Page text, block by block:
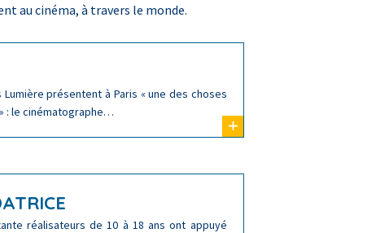
au cinéma, à travers le monde.
présentent à Paris « une des choses
: le cinématographe…
réalisateurs de 10 à 18 ans ont appuyé